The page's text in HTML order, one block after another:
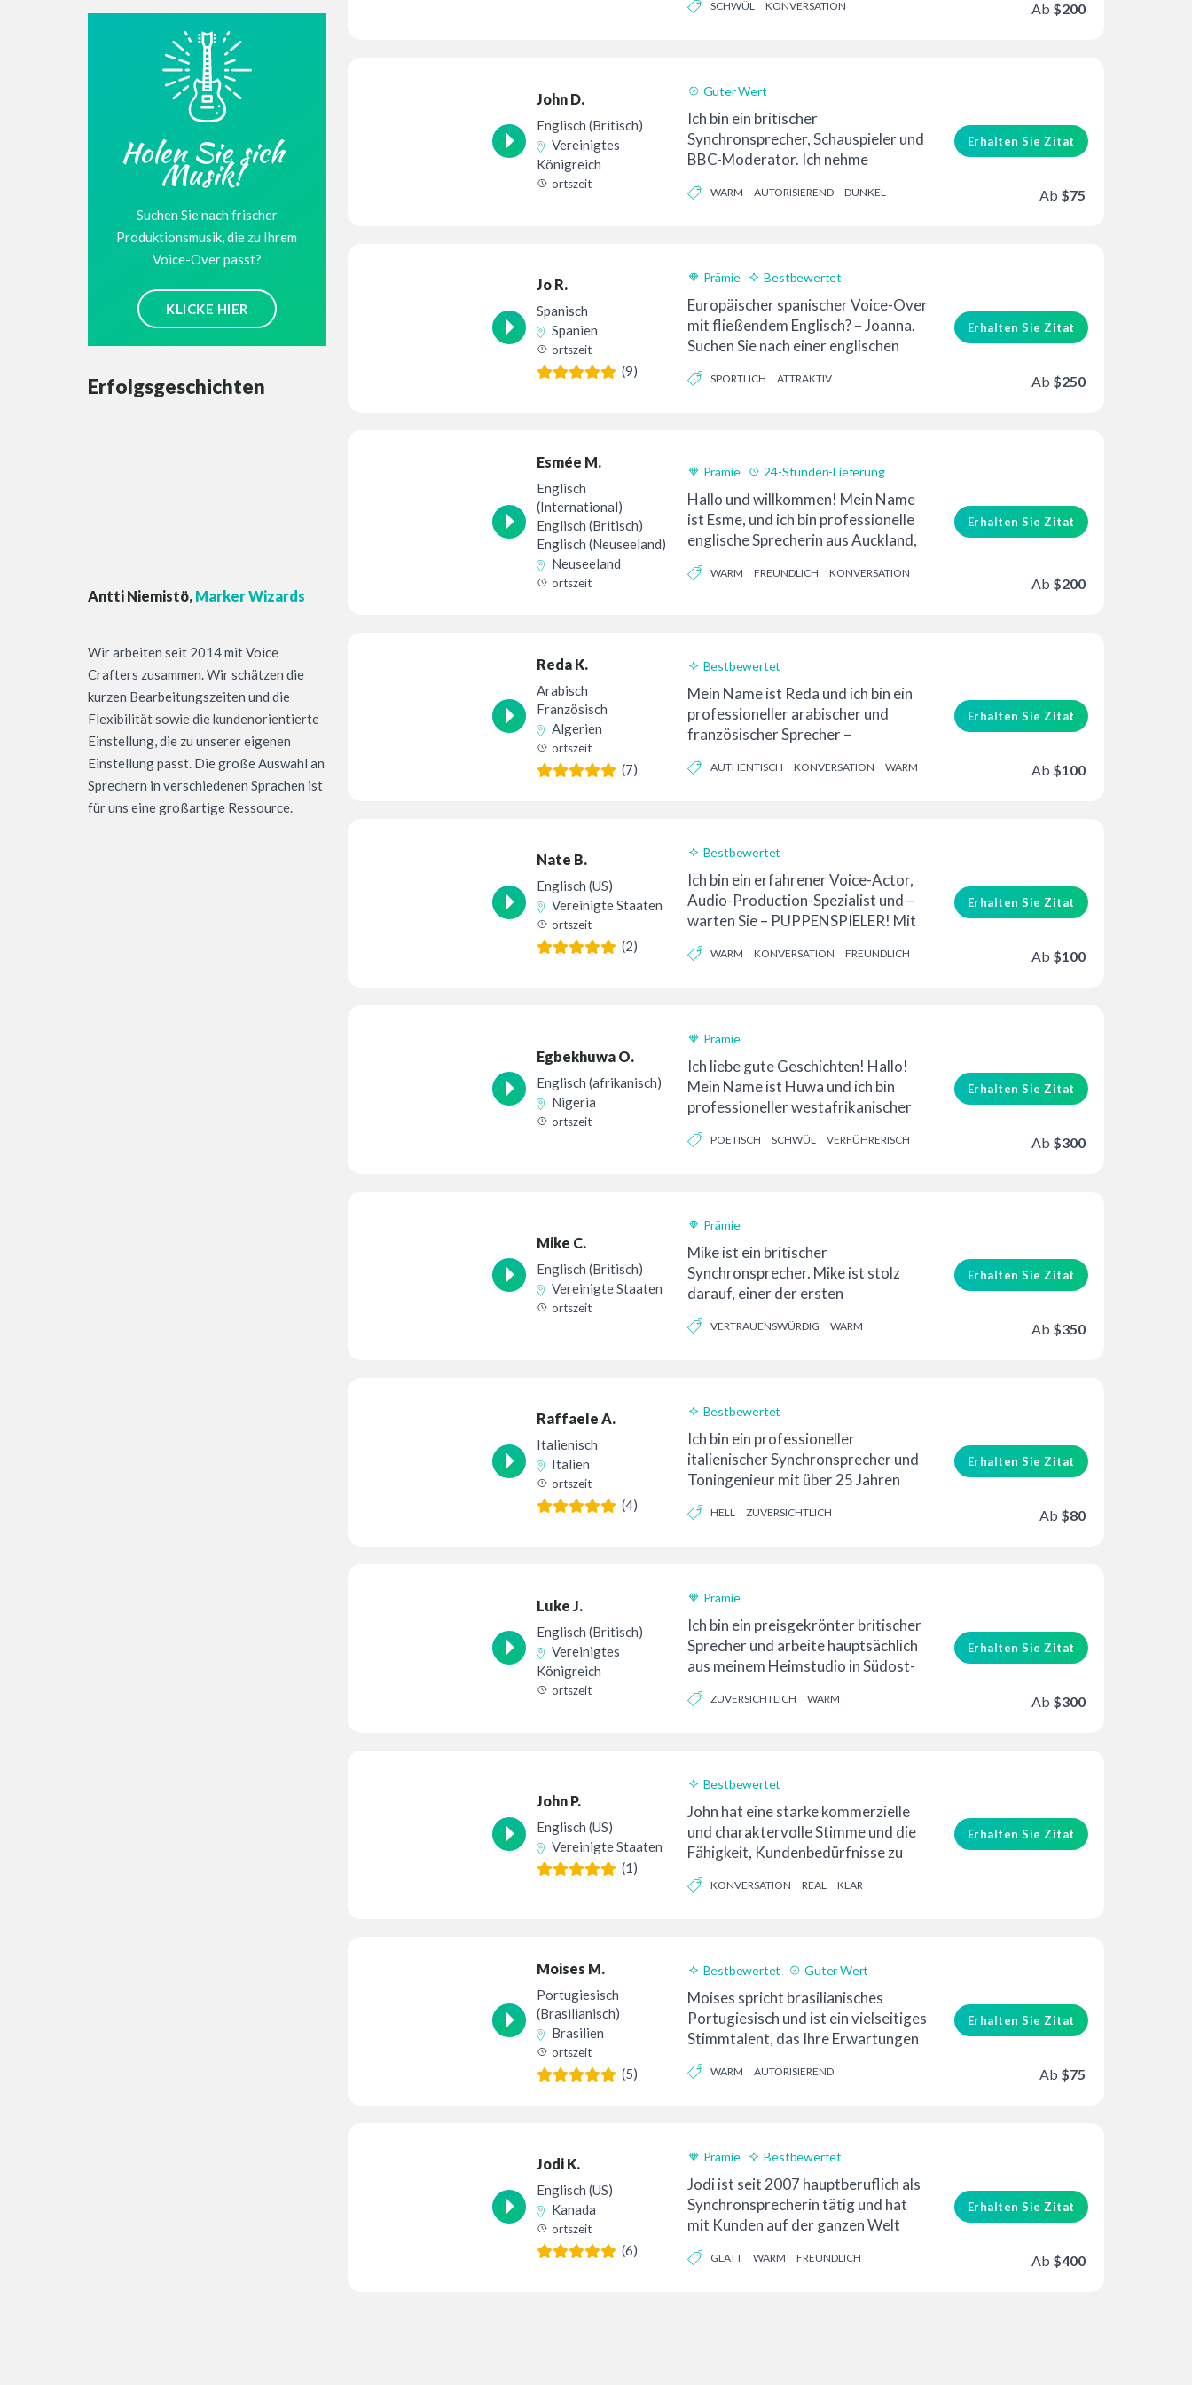
Holen Sie sich
Musik!
Suchen Sie nach frischer
Produktionsmusik, die zu Ihrem
Voice-Over passt?
KLICKE HIER
Erfolgsgeschichten
Antti Niemistö, Marker Wizards
Wir arbeiten seit 2014 mit Voice
Crafters zusammen. Wir schätzen die
kurzen Bearbeitungszeiten und die
Flexibilität sowie die kundenorientierte
Einstellung, die zu unserer eigenen
Einstellung passt. Die große Auswahl an
Sprechern in verschiedenen Sprachen ist
für uns eine großartige Ressource.
ganzes Leben lang Schauspieler und
SCHWÜL KONVERSATION Ab $200
John D.
Englisch (Britisch)
Vereinigtes
Königreich
ortszeit
Guter Wert
Ich bin ein britischer
Synchronsprecher, Schauspieler und
BBC-Moderator. Ich nehme
Unternehmensvideos für
WARM AUTORISIEREND DUNKEL
Erhalten Sie Zitat
Ab $75
Jo R.
Spanisch
Spanien
ortszeit
(9)
Prämie
Bestbewertet
24-Stunden-Lieferung
Europäischer spanischer Voice-Over
mit fließendem Englisch? – Joanna.
Suchen Sie nach einer englischen
SPORTLICH ATTRAKTIV
Erhalten Sie Zitat
Ab $250
Esmée M.
Englisch
(International)
Englisch (Britisch)
Englisch (Neuseeland)
Neuseeland
ortszeit
Prämie 24-Stunden-Lieferung
Hallo und willkommen! Mein Name
ist Esme, und ich bin professionelle
englische Sprecherin aus Auckland,
WARM FREUNDLICH KONVERSATION
Erhalten Sie Zitat
Ab $200
Reda K.
Arabisch
Französisch
Algerien
ortszeit
(7)
Bestbewertet
24-Stunden-Lieferung
Mein Name ist Reda und ich bin ein
professioneller arabischer und
französischer Sprecher –
AUTHENTISCH KONVERSATION WARM
Erhalten Sie Zitat
Ab $100
Nate B.
Englisch (US)
Vereinigte Staaten
ortszeit
(2)
Bestbewertet
24-Stunden-Lieferung
Ich bin ein erfahrener Voice-Actor,
Audio-Production-Spezialist und –
warten Sie – PUPPENSPIELER! Mit
WARM KONVERSATION FREUNDLICH
Erhalten Sie Zitat
Ab $100
Egbekhuwa O.
Englisch (afrikanisch)
Nigeria
ortszeit
Prämie
Ich liebe gute Geschichten! Hallo!
Mein Name ist Huwa und ich bin
professioneller westafrikanischer
POETISCH SCHWÜL VERFÜHRERISCH
Erhalten Sie Zitat
Ab $300
Mike C.
Englisch (Britisch)
Vereinigte Staaten
ortszeit
Prämie
Mike ist ein britischer
Synchronsprecher. Mike ist stolz
darauf, einer der ersten
VERTRAUENSWÜRDIG WARM
Erhalten Sie Zitat
Ab $350
Raffaele A.
Italienisch
Italien
ortszeit
(4)
Bestbewertet
Ich bin ein professioneller
italienischer Synchronsprecher und
Toningenieur mit über 25 Jahren
HELL ZUVERSICHTLICH
Erhalten Sie Zitat
Ab $80
Luke J.
Englisch (Britisch)
Vereinigtes
Königreich
ortszeit
Prämie
Ich bin ein preisgekrönter britischer
Sprecher und arbeite hauptsächlich
aus meinem Heimstudio in Südost-
ZUVERSICHTLICH WARM
Erhalten Sie Zitat
Ab $300
John P.
Englisch (US)
Vereinigte Staaten
(1)
Bestbewertet
John hat eine starke kommerzielle
und charaktervolle Stimme und die
Fähigkeit, Kundenbedürfnisse zu
KONVERSATION REAL KLAR
Erhalten Sie Zitat
Moises M.
Portugiesisch
(Brasilianisch)
Brasilien
ortszeit
(5)
Bestbewertet Guter Wert
Moises spricht brasilianisches
Portugiesisch und ist ein vielseitiges
Stimmtalent, das Ihre Erwartungen
WARM AUTORISIEREND
Erhalten Sie Zitat
Ab $75
Jodi K.
Englisch (US)
Kanada
ortszeit
(6)
Prämie
Bestbewertet
24-Stunden-Lieferung
Jodi ist seit 2007 hauptberuflich als
Synchronsprecherin tätig und hat
mit Kunden auf der ganzen Welt
GLATT WARM FREUNDLICH
Erhalten Sie Zitat
Ab $400